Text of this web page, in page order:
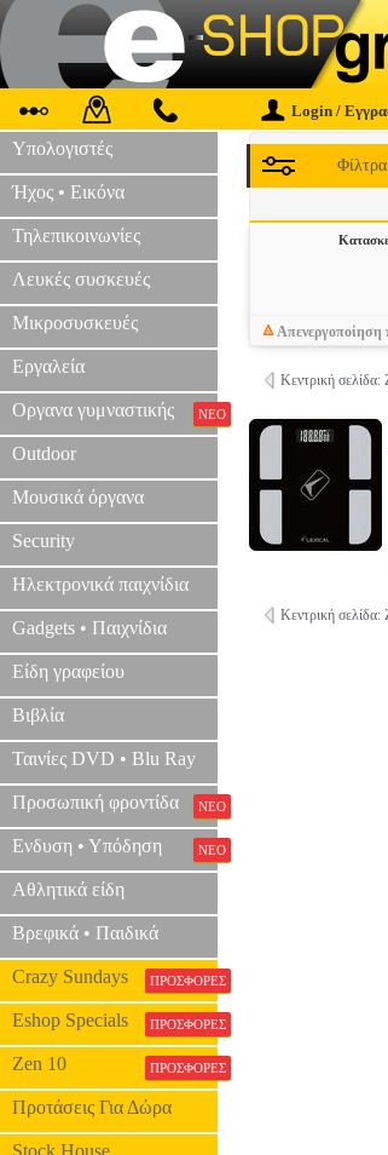
Login /
Υπολογιστές
Ήχος • Εικόνα
Τηλεπικοινωνίες
Λευκές συσκευές
Μικροσυσκευές
Εργαλεία
Οργανα γυμναστικής ΝΕΟ
Outdoor
Μουσικά όργανα
Security
Ηλεκτρονικά παιχνίδια
Gadgets • Παιχνίδια
Είδη γραφείου
Βιβλία
Ταινίες DVD • Blu Ray
Προσωπική φροντίδα ΝΕΟ
Ενδυση • Υπόδηση ΝΕΟ
Αθλητικά είδη
Βρεφικά • Παιδικά
Crazy Sundays ΠΡΟΣΦΟΡΕΣ
Eshop Specials ΠΡΟΣΦΟΡΕΣ
Zen 10 ΠΡΟΣΦΟΡΕΣ
Προτάσεις Για Δώρα
Stock House
Φίλτρα
Κεντρική σελίδα:
Κεντρική σελίδα: